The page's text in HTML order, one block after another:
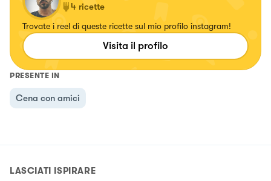
4 ricette
Trovate i reel di queste ricette sul mio profilo instagram!
Visita il profilo
PRESENTE IN
Cena con amici
LASCIATI ISPIRARE